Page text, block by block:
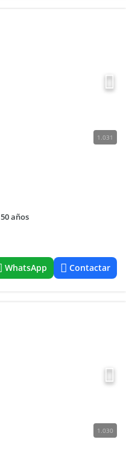
1.031
50 años
WhatsApp Contactar
1.030